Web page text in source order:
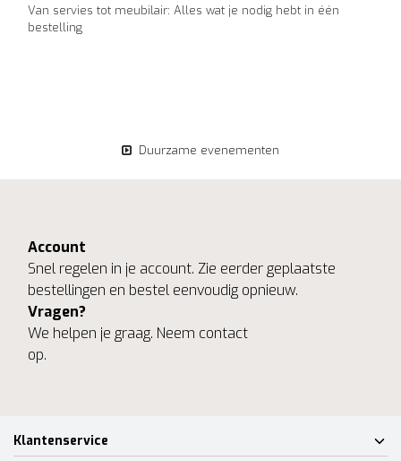
Van servies tot meubilair: Alles wat je nodig hebt in één
bestelling
Duurzame evenementen
Account
Snel regelen in je account. Zie eerder geplaatste
bestellingen en bestel eenvoudig opnieuw.
Vragen?
We helpen je graag. Neem contact
op.
Klantenservice